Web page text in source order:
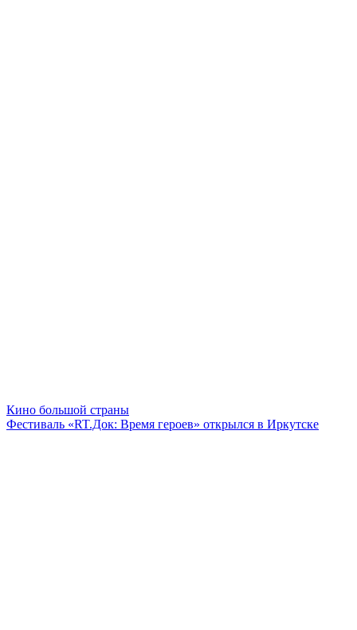
Кино большой страны
Фестиваль «RT.Док: Время героев» открылся в Иркутске